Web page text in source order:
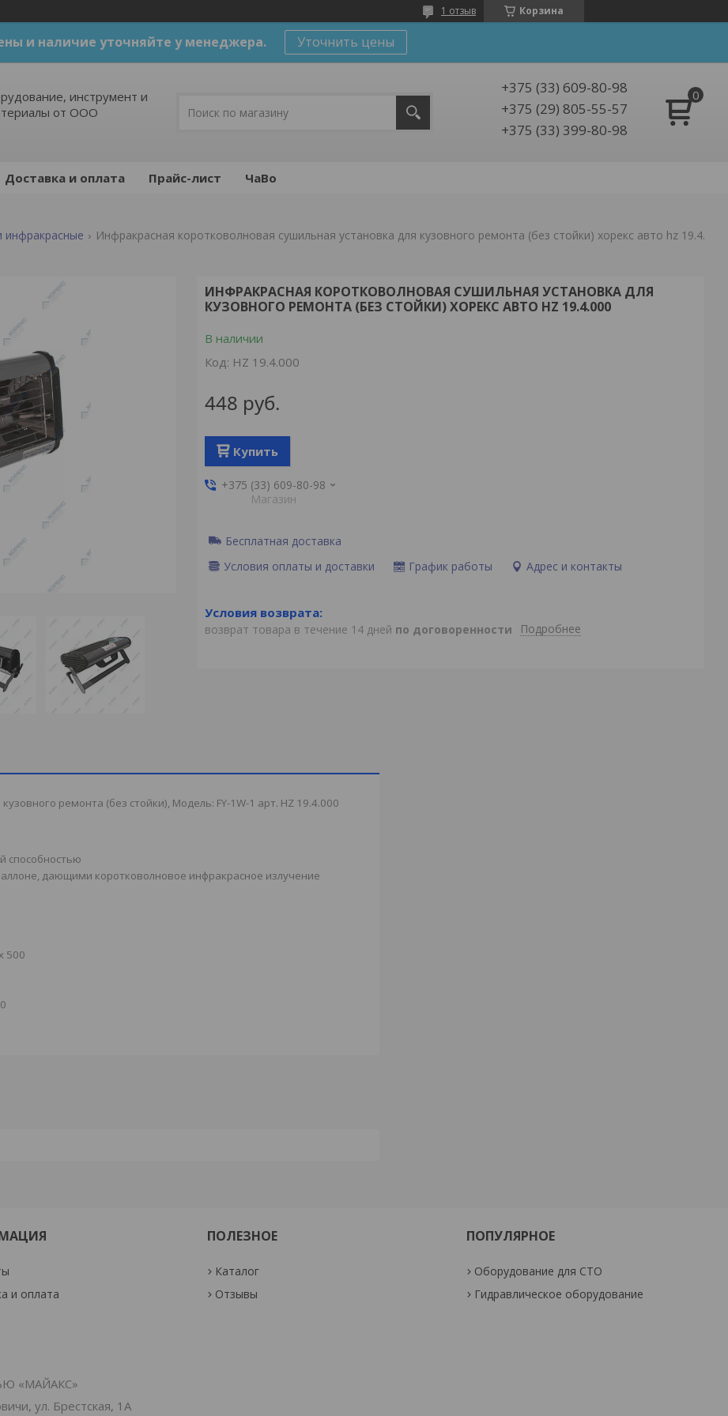
Корзина
1 отзыв
и наличие уточняйте у менеджера. Уточнить цены
инструмент и
от ООО
+375 (33) 609-80-98
+375 (29) 805-55-57
+375 (33) 399-80-98
Доставка и оплата Прайс-лист ЧаВо
инфракрасные
ИНФРАКРАСНАЯ КОРОТКОВОЛНОВАЯ СУШИЛЬНАЯ УСТАНОВКА ДЛЯ
КУЗОВНОГО РЕМОНТА (БЕЗ СТОЙКИ) ХОРЕКС АВТО HZ 19.4.000
В наличии
Код: HZ 19.4.000
448 руб.
Купить
+375 (33) 609-80-98
Магазин
Бесплатная доставка
Условия оплаты и доставки
График работы Адрес и контакты
возврат товара в течение 14 дней по договоренности Подробнее
ремонта (без стойки), Модель: FY-1W-1 арт. HZ 19.4.000
способностью
дающими коротковолновое инфракрасное излучение
500
и оплата
ПОЛЕЗНОЕ
Каталог
Отзывы
ПОПУЛЯРНОЕ
Оборудование для СТО
Гидравлическое оборудование
«МАЙАКС»
ул. Брестская, 1А